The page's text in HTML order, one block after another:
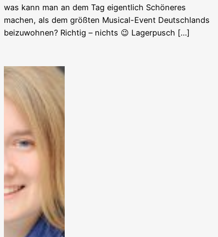
was kann man an dem Tag eigentlich Schöneres
machen, als dem größten Musical-Event Deutschlands
beizuwohnen? Richtig – nichts 😉 Lagerpusch […]